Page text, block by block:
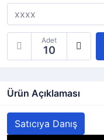
Adet
Ürün Açıklaması
Satıcıya Danış